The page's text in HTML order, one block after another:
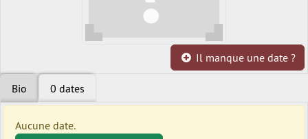
Il manque une date ?
Bio 0 dates
Aucune date.